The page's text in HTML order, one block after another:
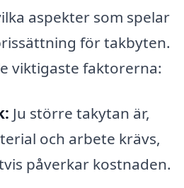
aspekter som spelar
för takbyten.
viktigaste faktorerna:
Ju större takytan är,
och arbete krävs,
påverkar kostnaden.